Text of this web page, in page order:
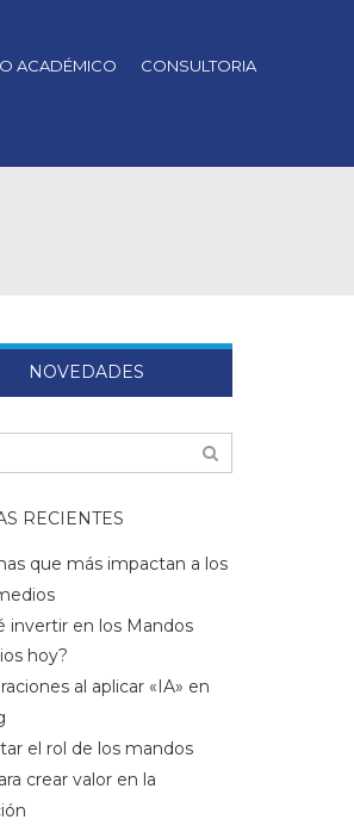
ACADÉMICO CONSULTORIA
NOVEDADES
RECIENTES
que más impactan a los
invertir en los Mandos
hoy?
al aplicar «IA» en
el rol de los mandos
crear valor en la